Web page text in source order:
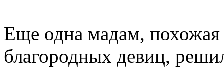
Еще одна мадам, похожая
благородных девиц,